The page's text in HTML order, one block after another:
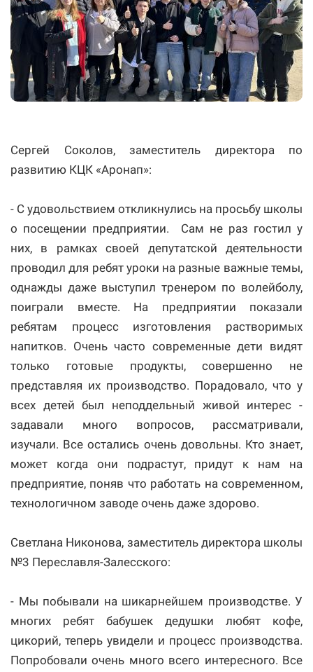
Сергей Соколов, заместитель директора по
развитию КЦК «Аронап»:
- С удовольствием откликнулись на просьбу школы
о посещении предприятии. Сам не раз гостил у
них, в рамках своей депутатской деятельности
проводил для ребят уроки на разные важные темы,
однажды даже выступил тренером по волейболу,
поиграли вместе. На предприятии показали
ребятам процесс изготовления растворимых
напитков. Очень часто современные дети видят
только готовые продукты, совершенно не
представляя их производство. Порадовало, что у
всех детей был неподдельный живой интерес -
задавали много вопросов, рассматривали,
изучали. Все остались очень довольны. Кто знает,
может когда они подрастут, придут к нам на
предприятие, поняв что работать на современном,
технологичном заводе очень даже здорово.
Светлана Никонова, заместитель директора школы
№3 Переславля-Залесского:
- Мы побывали на шикарнейшем производстве. У
многих ребят бабушек дедушки любят кофе,
цикорий, теперь увидели и процесс производства.
Попробовали очень много всего интересного. Все